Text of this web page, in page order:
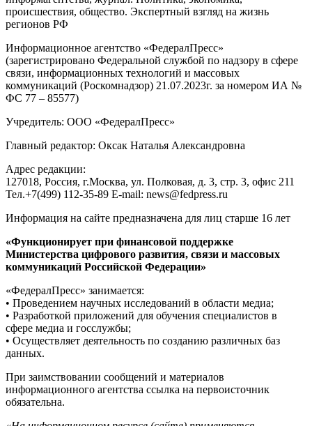
происшествия, общество. Экспертный взгляд на жизнь
регионов РФ
Информационное агентство «ФедералПресс»
(зарегистрировано Федеральной службой по надзору в сфере
связи, информационных технологий и массовых
коммуникаций (Роскомнадзор) 21.07.2023г. за номером ИА №
ФС 77 – 85577)
Учредитель: ООО «ФедералПресс»
Главный редактор: Оксак Наталья Александровна
Адрес редакции:
127018, Россия, г.Москва, ул. Полковая, д. 3, стр. 3, офис 211
Тел.+7(499) 112-35-89 E-mail: news@fedpress.ru
Информация на сайте предназначена для лиц старше 16 лет
«Функционирует при финансовой поддержке
Министерства цифрового развития, связи и массовых
коммуникаций Российской Федерации»
«ФедералПресс» занимается:
• Проведением научных исследований в области медиа;
• Разработкой приложений для обучения специалистов в
сфере медиа и госслужбы;
• Осуществляет деятельность по созданию различных баз
данных.
При заимствовании сообщений и материалов
информационного агентства ссылка на первоисточник
обязательна.